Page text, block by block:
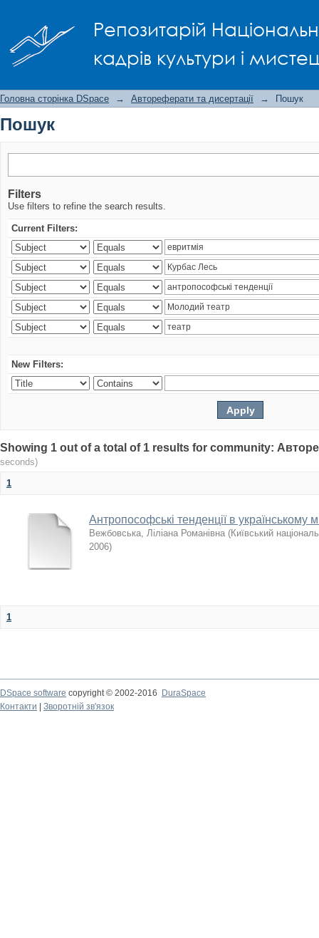
Репозитарій
кадрів культури і
Головна сторінка DSpace → Автореферати та дисертації → Пошук
Пошук
Filters
Use filters to refine the search results.
Current Filters:
New Filters:
Showing 1 out of a total of 1 results for community:
seconds)
1
Антропософські тенденції в українському
Вежбовська, Ліліана Романівна (Київський
2006)
1
DSpace software copyright © 2002-2016
DuraSpace
Контакти
Зворотній зв'язок